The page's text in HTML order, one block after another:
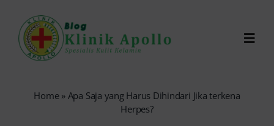
content
Home» Apa Saja yang Harus Dihindari Jika terkena
Herpes?